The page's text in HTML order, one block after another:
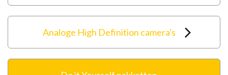
Analoge High Definition camera's